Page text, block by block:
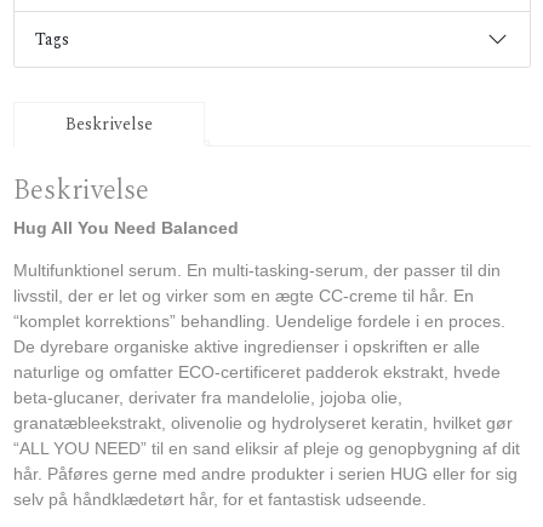
Tags
Beskrivelse
Beskrivelse
Hug All You Need Balanced
Multifunktionel serum. En multi-tasking-serum, der passer til din
livsstil, der er let og virker som en ægte CC-creme til hår. En
“komplet korrektions” behandling. Uendelige fordele i en proces.
De dyrebare organiske aktive ingredienser i opskriften er alle
naturlige og omfatter ECO-certificeret padderok ekstrakt, hvede
beta-glucaner, derivater fra mandelolie, jojoba olie,
granatæbleekstrakt, olivenolie og hydrolyseret keratin, hvilket gør
“ALL YOU NEED” til en sand eliksir af pleje og genopbygning af dit
hår. Påføres gerne med andre produkter i serien HUG eller for sig
selv på håndklædetørt hår, for et fantastisk udseende.